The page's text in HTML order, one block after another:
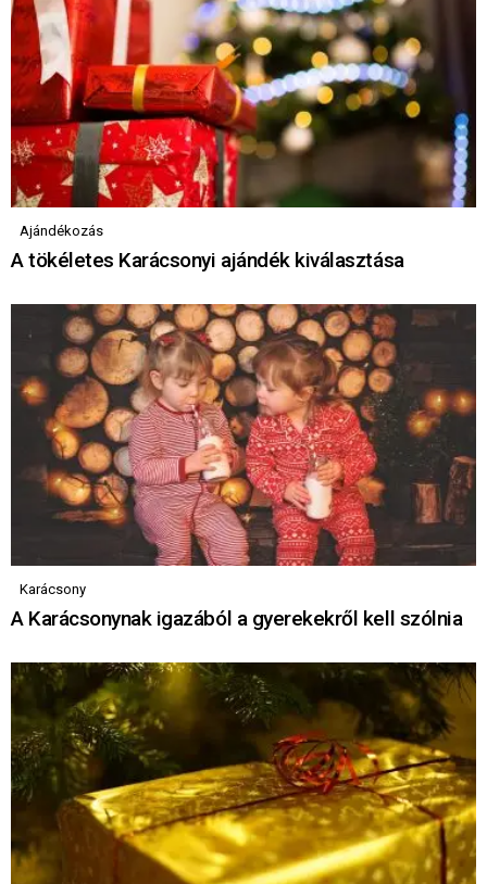
Ajándékozás
A tökéletes Karácsonyi ajándék kiválasztása
Karácsony
A Karácsonynak igazából a gyerekekről kell szólnia